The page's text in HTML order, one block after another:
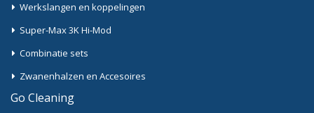
Werkslangen en koppelingen
Super-Max 3K Hi-Mod
Combinatie sets
Zwanenhalzen en Accesoires
Go Cleaning